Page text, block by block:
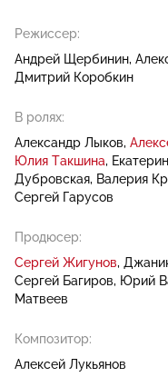
Режиссер:
Андрей Щербинин
Дмитрий Коробкин
В ролях:
Александр Лыков
Юлия Такшина
Дубровская Валерия
Сергей Гарусов
Продюсер:
Сергей Жигунов
Сергей Багиров
Юрий
Матвеев
Композитор:
Алексей Лукьянов